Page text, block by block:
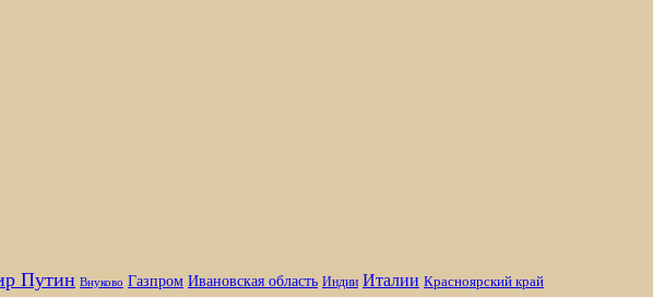
Путин Внуково Газпром Ивановская область Индии Италии Красноярский край